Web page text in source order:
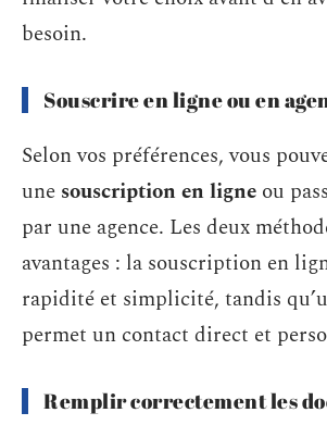
besoin.
Souscrire en ligne ou en
Selon vos préférences, vous
une souscription en ligne ou
par une agence. Les deux
avantages : la souscription en
rapidité et simplicité, tandis
permet un contact direct et
Remplir correctement les